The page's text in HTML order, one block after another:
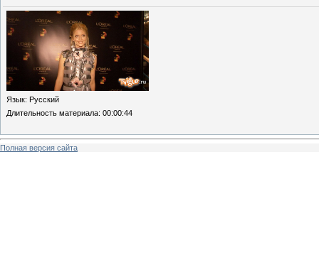
Язык: Русский
Длительность материала: 00:00:44
Полная версия сайта